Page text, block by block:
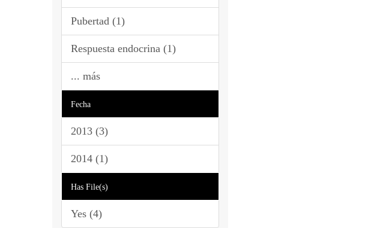
Pubertad (1)
Respuesta endocrina (1)
... más
Fecha
2013 (3)
2014 (1)
Has File(s)
Yes (4)